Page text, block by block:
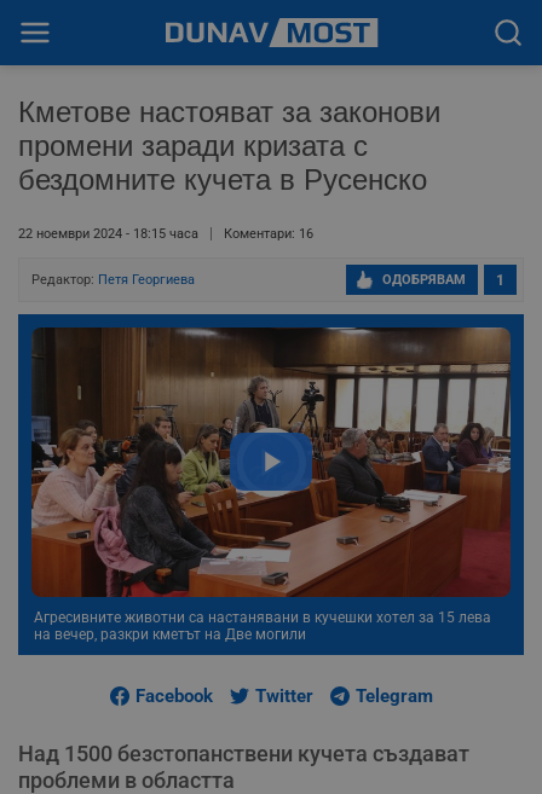
Кметове настояват за законови
промени заради кризата с
бездомните кучета в Русенско
22 ноември 2024 - 18:15 часа Коментари: 16
Редактор: Петя Георгиева 1
ОДОБРЯВАМ
Агресивните животни са настанявани в кучешки хотел за 15 лева
на вечер, разкри кметът на Две могили
Facebook Twitter Telegram
Над 1500 безстопанствени кучета създават
проблеми в областта